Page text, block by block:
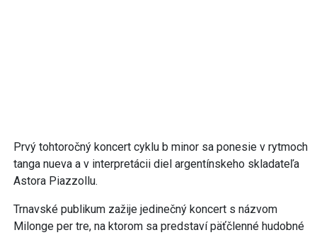
Prvý tohtoročný koncert cyklu b minor sa ponesie v rytmoch
tanga nueva a v interpretácii diel argentínskeho skladateľa
Astora Piazzollu.
Trnavské publikum zažije jedinečný koncert s názvom
Milonge per tre, na ktorom sa predstaví päťčlenné hudobné